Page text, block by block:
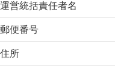
運営統括責任者名
郵便番号
住所